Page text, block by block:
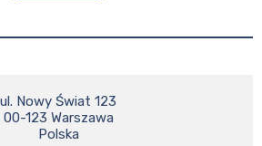
ul. Nowy Świat 123
00-123 Warszawa
Polska